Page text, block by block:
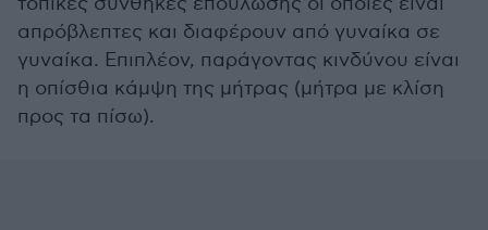
απρόβλεπτες και διαφέρουν από γυναίκα σε
γυναίκα. Επιπλέον, παράγοντας κινδύνου είναι
η οπίσθια κάμψη της μήτρας (μήτρα με κλίση
προς τα πίσω).